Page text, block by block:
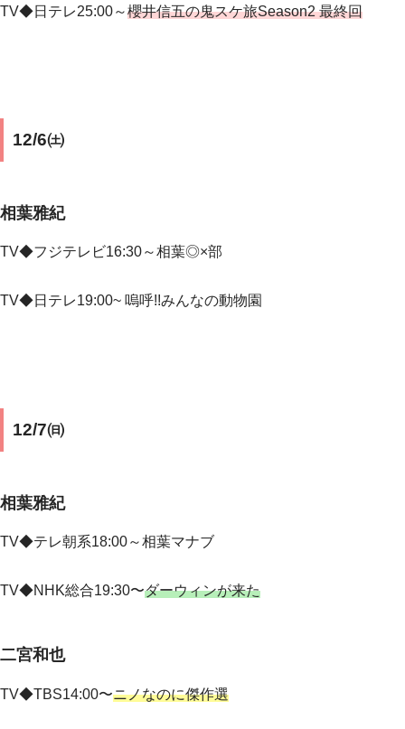
TV◆日テレ25:00～櫻井信五の鬼スケ旅Season2 最終回
12/6㈯
相葉雅紀
TV◆フジテレビ16:30～相葉◎×部
TV◆日テレ19:00~ 嗚呼!!みんなの動物園
12/7㈰
相葉雅紀
TV◆テレ朝系18:00～相葉マナブ
TV◆NHK総合19:30〜ダーウィンが来た
二宮和也
TV◆TBS14:00〜ニノなのに傑作選